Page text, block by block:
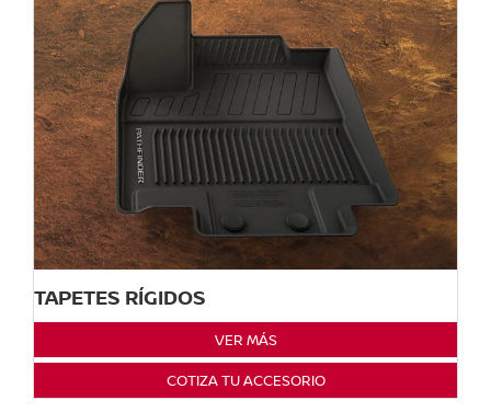
TAPETES RÍGIDOS
VER MÁS
COTIZA TU ACCESORIO